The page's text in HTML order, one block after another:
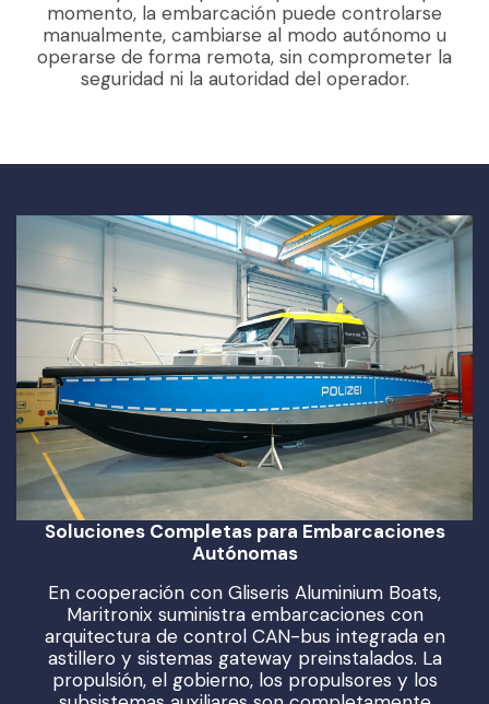
momento, la embarcación puede controlarse
manualmente, cambiarse al modo autónomo u
operarse de forma remota, sin comprometer la
seguridad ni la autoridad del operador.
Soluciones Completas para Embarcaciones
Autónomas
En cooperación con Gliseris Aluminium Boats,
Maritronix suministra embarcaciones con
arquitectura de control CAN-bus integrada en
astillero y sistemas gateway preinstalados. La
propulsión, el gobierno, los propulsores y los